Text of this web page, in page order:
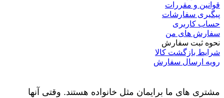
قوانین و مقررات
پیگیری سفارشات
حساب کاربری
سفارش های من
نحوه ثبت سفارش
شرایط بازگشت کالا
رویه ارسال سفارش
مشتری های ما برایمان مثل خانواده هستند. وقتی آنها